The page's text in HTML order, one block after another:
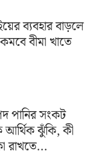
ব্যবহার বাড়লে
বীমা খাতে
পানির সংকট
আর্থিক ঝুঁকি, কী
রাখতে...